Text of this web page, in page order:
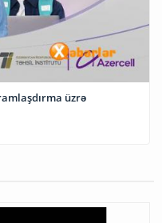
üzrə